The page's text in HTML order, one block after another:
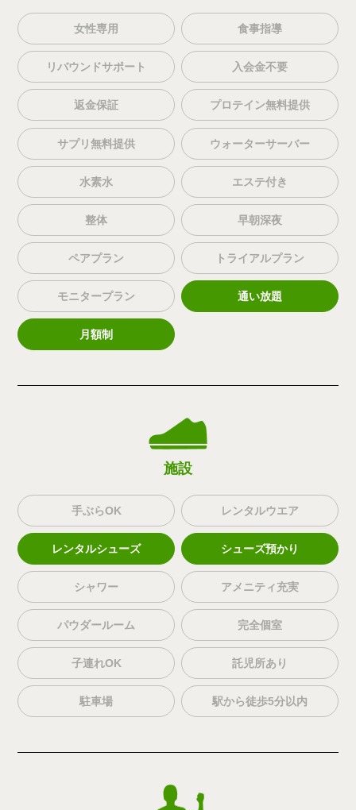
女性専用 食事指導
リバウンドサポート 入会金不要
返金保証 プロテイン無料提供
サプリ無料提供 ウォーターサーバー
水素水 エステ付き
整体 早朝深夜
ペアプラン トライアルプラン
モニタープラン 通い放題
月額制
施設
手ぶらOK レンタルウエア
レンタルシューズ シューズ預かり
シャワー アメニティ充実
パウダールーム 完全個室
子連れOK 託児所あり
駐車場 駅から徒歩5分以内